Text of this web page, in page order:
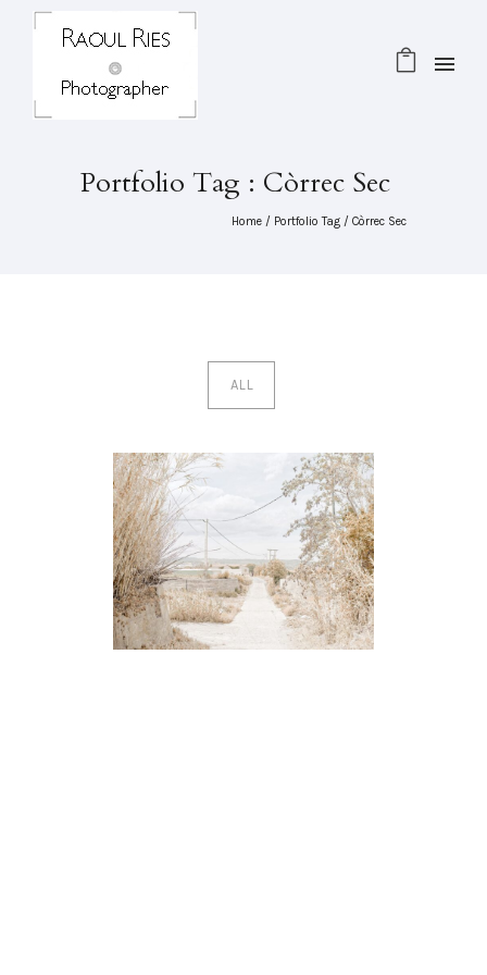
Portfolio Tag : Còrrec Sec
Home / Portfolio Tag / Còrrec Sec
ALL
Còrrec Sec